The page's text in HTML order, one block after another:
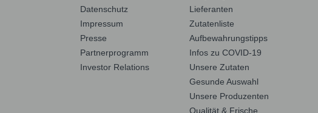
Datenschutz
Impressum
Presse
Partnerprogramm
Investor Relations
Lieferanten
Zutatenliste
Aufbewahrungstipps
Infos zu COVID-19
Unsere Zutaten
Gesunde Auswahl
Unsere Produzenten
Qualität & Frische